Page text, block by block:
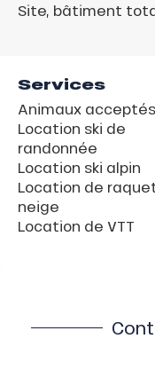
Site, bâtiment
Services
Animaux acceptés
Location ski de
randonnée
Location ski alpin
Location de
neige
Location de VTT